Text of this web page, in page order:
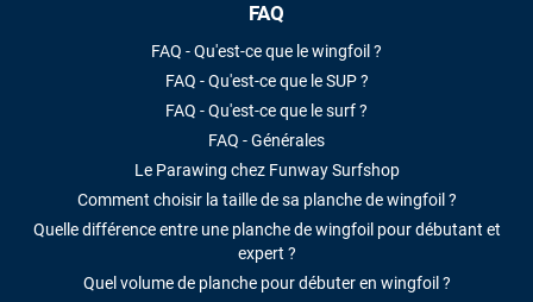
FAQ
FAQ - Qu'est-ce que le wingfoil ?
FAQ - Qu'est-ce que le SUP ?
FAQ - Qu'est-ce que le surf ?
FAQ - Générales
Le Parawing chez Funway Surfshop
Comment choisir la taille de sa planche de wingfoil ?
Quelle différence entre une planche de wingfoil pour débutant et
expert ?
Quel volume de planche pour débuter en wingfoil ?